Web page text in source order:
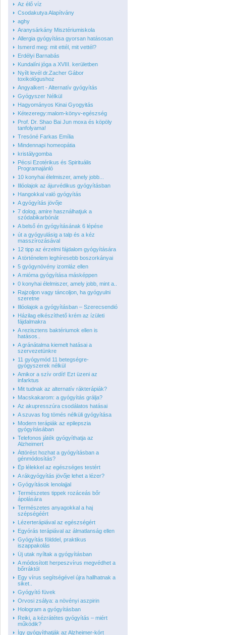
Az élő víz
Csodakutya Alapítvány
aghy
Aranysárkány Misztériumiskola
Allergia gyógyítása gyorsan hatásosan
Ismerd meg: mit ettél, mit vettél?
Erdélyi Barnabás
Kundalíni jóga a XVIII. kerületben
Nyílt levél dr.Zacher Gábor
toxikológushoz
Angyalkert - Alternatív gyógyítás
Gyógyszer Nélkül
Hagyományos Kinai Gyogyitás
Kétezeregy:malom-könyv-egészség
Prof. Dr. Shao Bai Jun moxa és köpöly
tanfolyama!
Tresóné Farkas Emília
Mindennapi homeopátia
kristálygomba
Pécsi Ezotérikus és Spirituális
Programajánló
10 konyhai élelmiszer, amely jobb...
Illóolajok az ájurvédikus gyógyításban
Hangokkal való gyógyítás
A gyógyítás jövője
7 dolog, amire használhatjuk a
szódabikarbónát
A belső én gyógyításának 6 lépése
út a gyógyulásig a talp és a kéz
masszírozásával
12 tipp az érzelmi fájdalom gyógyítására
A történelem leghíresebb boszorkányai
5 gyógynövény izomláz ellen
A mióma gyógyítása másképpen
0 konyhai élelmiszer, amely jobb, mint a..
Rajzoljon vagy táncoljon, ha gyógyulni
szeretne
Illóolajok a gyógyításban – Szerecsendió
Házilag elkészíthető krém az ízületi
fájdalmakra
A rezisztens baktériumok ellen is
hatásos..
A gránátalma kiemelt hatásai a
szervezetünkre
11 gyógymód 11 betegségre-
gyógyszerek nélkül
Amikor a szív ordít! Ezt üzeni az
infarktus
Mit tudnak az alternatív rákterápiák?
Macskakarom: a gyógyítás grálja?
Az akupresszúra csodálatos hatásai
A szuvas fog tömés nélküli gyógyítása
Modern terápiák az epilepszia
gyógyításában
Telefonos játék gyógyíthatja az
Alzheimert
Áttörést hozhat a gyógyításban a
génmódosítás?
Ép lélekkel az egészséges testért
A rákgyógyítás jövője lehet a lézer?
Gyógyítások lenolajjal
Természetes tippek rozáceás bőr
ápolására
Természetes anyagokkal a haj
szépségéért
Lézerterápiával az egészségért
Egyórás terápiával az álmatlanság ellen
Gyógyítás földdel, praktikus
iszappakolás
Új utak nyíltak a gyógyításban
A módosított herpeszvírus megvédhet a
bőrráktól
Egy vírus segítségével újra hallhatnak a
siket..
Gyógyító füvek
Orvosi zsálya: a növényi aszpirin
Hologram a gyógyításban
Reiki, a kézrátétes gyógyítás – miért
működik?
Így gyógyíthatják az Alzheimer-kórt